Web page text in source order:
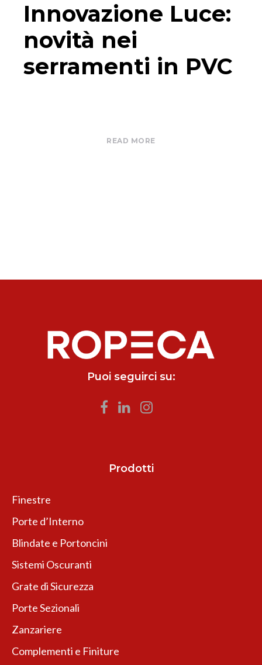
Innovazione Luce:
novità nei
serramenti in PVC
READ MORE
Puoi seguirci su:
Prodotti
Finestre
Porte d’Interno
Blindate e Portoncini
Sistemi Oscuranti
Grate di Sicurezza
Porte Sezionali
Zanzariere
Complementi e Finiture